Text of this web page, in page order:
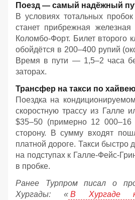
Поезд — самый надёжный
В условиях тотальных
станет прибрежная
Коломбо-Форт. Билет второго
обойдётся в 200–400 рупий
Время в пути — 1,5–2 часа
заторах.
Трансфер на такси по хайвею
Поездка на
скоростную трассу из Галле
$35–50 (примерно 12
сторону. В сумму входят
платной дороге. Такси быстро
на подступах к Галле-Фейс-
в пробке.
Ранее Турпром писал о
Хургады: « В Хургаде